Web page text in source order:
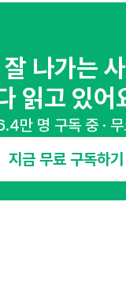
,
워 드릴게요!
장시키는 뉴스레터
나가는
읽고 있어
만 명 구독 중 ·
지금 무료 구독하기